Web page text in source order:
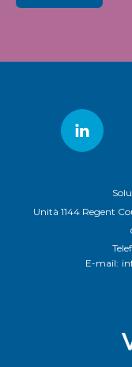
Unità 1144 Regent
E-mail: